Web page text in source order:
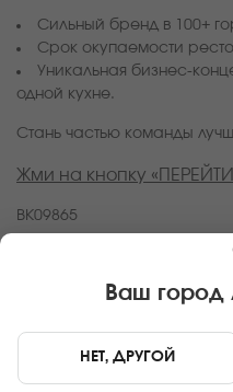
Сильный бренд в 100+
Срок окупаемости
Уникальная бизнес-
одной кухне.
Стань частью команды
Жми на кнопку
ВК09865
ПЕРЕЙТИ
Главная Акции Стань
Ваш город
НЕТ, ДРУГОЙ